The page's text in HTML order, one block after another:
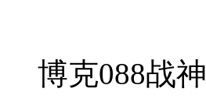
博克088战神